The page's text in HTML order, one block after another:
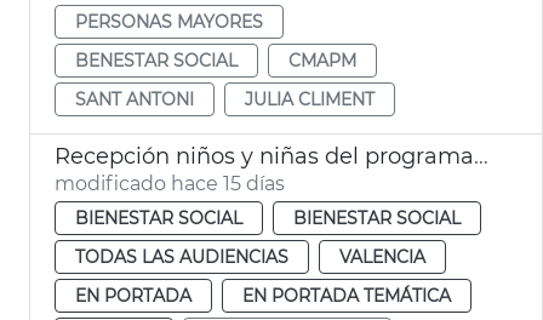
PERSONAS MAYORES
BENESTAR SOCIAL
CMAPM
SANT ANTONI
JULIA CLIMENT
Recepción niños y niñas del programa Vacances en Pau
modificado hace 15 días
BIENESTAR SOCIAL
BIENESTAR SOCIAL
TODAS LAS AUDIENCIAS
VALENCIA
EN PORTADA
EN PORTADA TEMÁTICA